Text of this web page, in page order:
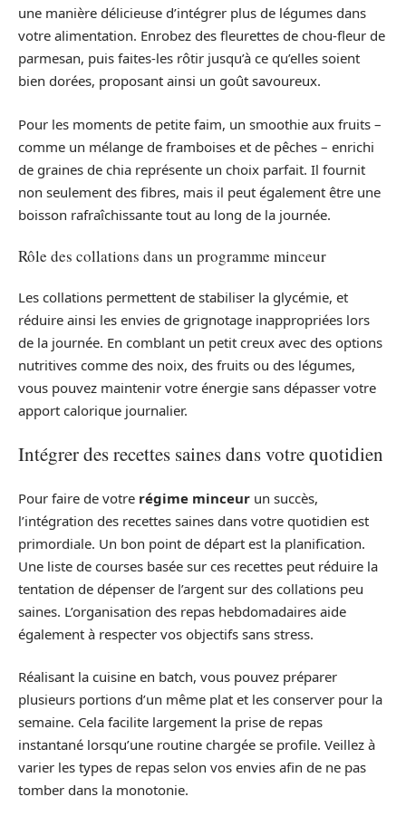
une manière délicieuse d’intégrer plus de légumes dans
votre alimentation. Enrobez des fleurettes de chou-fleur de
parmesan, puis faites-les rôtir jusqu’à ce qu’elles soient
bien dorées, proposant ainsi un goût savoureux.
Pour les moments de petite faim, un smoothie aux fruits –
comme un mélange de framboises et de pêches – enrichi
de graines de chia représente un choix parfait. Il fournit
non seulement des fibres, mais il peut également être une
boisson rafraîchissante tout au long de la journée.
Rôle des collations dans un programme minceur
Les collations permettent de stabiliser la glycémie, et
réduire ainsi les envies de grignotage inappropriées lors
de la journée. En comblant un petit creux avec des options
nutritives comme des noix, des fruits ou des légumes,
vous pouvez maintenir votre énergie sans dépasser votre
apport calorique journalier.
Intégrer des recettes saines dans votre quotidien
Pour faire de votre régime minceur un succès,
l’intégration des recettes saines dans votre quotidien est
primordiale. Un bon point de départ est la planification.
Une liste de courses basée sur ces recettes peut réduire la
tentation de dépenser de l’argent sur des collations peu
saines. L’organisation des repas hebdomadaires aide
également à respecter vos objectifs sans stress.
Réalisant la cuisine en batch, vous pouvez préparer
plusieurs portions d’un même plat et les conserver pour la
semaine. Cela facilite largement la prise de repas
instantané lorsqu’une routine chargée se profile. Veillez à
varier les types de repas selon vos envies afin de ne pas
tomber dans la monotonie.